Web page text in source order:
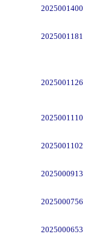
2025001400
2025001181
2025001126
2025001110
2025001102
2025000913
2025000756
2025000653